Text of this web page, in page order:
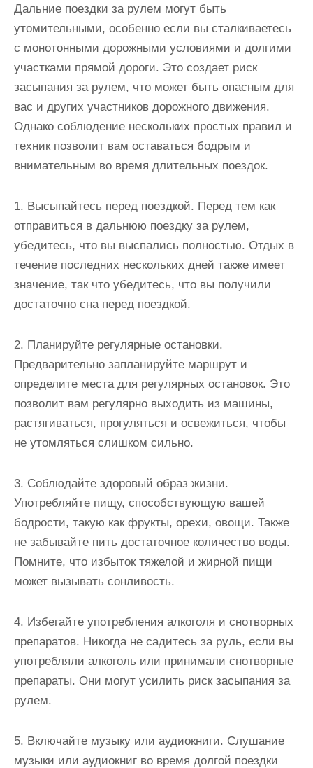
Дальние поездки за рулем могут быть
утомительными, особенно если вы сталкиваетесь
с монотонными дорожными условиями и долгими
участками прямой дороги. Это создает риск
засыпания за рулем, что может быть опасным для
вас и других участников дорожного движения.
Однако соблюдение нескольких простых правил и
техник позволит вам оставаться бодрым и
внимательным во время длительных поездок.
1. Высыпайтесь перед поездкой. Перед тем как
отправиться в дальнюю поездку за рулем,
убедитесь, что вы выспались полностью. Отдых в
течение последних нескольких дней также имеет
значение, так что убедитесь, что вы получили
достаточно сна перед поездкой.
2. Планируйте регулярные остановки.
Предварительно запланируйте маршрут и
определите места для регулярных остановок. Это
позволит вам регулярно выходить из машины,
растягиваться, прогуляться и освежиться, чтобы
не утомляться слишком сильно.
3. Соблюдайте здоровый образ жизни.
Употребляйте пищу, способствующую вашей
бодрости, такую как фрукты, орехи, овощи. Также
не забывайте пить достаточное количество воды.
Помните, что избыток тяжелой и жирной пищи
может вызывать сонливость.
4. Избегайте употребления алкоголя и снотворных
препаратов. Никогда не садитесь за руль, если вы
употребляли алкоголь или принимали снотворные
препараты. Они могут усилить риск засыпания за
рулем.
5. Включайте музыку или аудиокниги. Слушание
музыки или аудиокниг во время долгой поездки